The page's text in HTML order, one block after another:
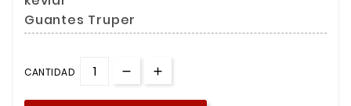
Guantes Truper
CANTIDAD